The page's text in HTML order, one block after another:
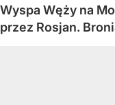
Wyspa Węży na
przez Rosjan.